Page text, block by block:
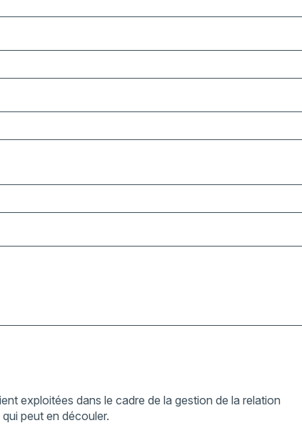
exploitées dans le cadre de la gestion de la relation
peut en découler.